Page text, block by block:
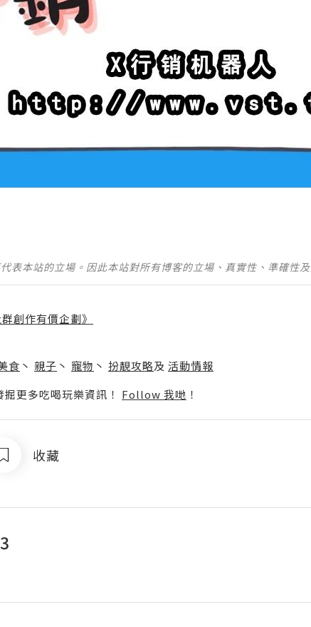
表本站的立場。因此本站對所有博客的立場、真實性、準確性
創作有價企劃》
食 丶 親子 丶 寵物 丶 扮靚攻略及 活動情報
更多吃喝玩樂資訊！ Follow 我哋 ！
收藏